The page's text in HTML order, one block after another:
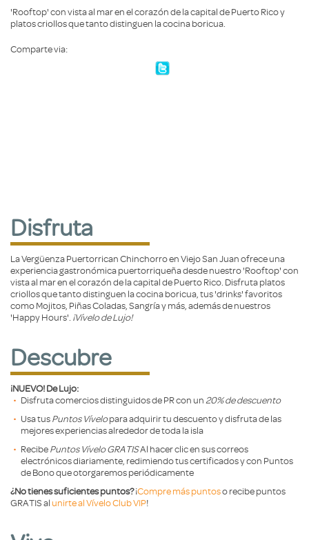
'Rooftop' con vista al mar en el corazón de la capital de Puerto Rico y
platos criollos que tanto distinguen la cocina boricua.
Comparte via:
Disfruta
La Vergüenza Puertorrican Chinchorro en Viejo San Juan ofrece una
experiencia gastronómica puertorriqueña desde nuestro 'Rooftop' con
vista al mar en el corazón de la capital de Puerto Rico. Disfruta platos
criollos que tanto distinguen la cocina boricua, tus 'drinks' favoritos
como Mojitos, Piñas Coladas, Sangría y más, además de nuestros
'Happy Hours'. ¡Vívelo de Lujo!
Descubre
¡NUEVO! De Lujo:
Disfruta comercios distinguidos de PR con un 20% de descuento
Usa tusPuntos Vívelopara adquirir tu descuento y disfruta de las
mejores experiencias alrededor de toda la isla
RecibePuntos Vívelo GRATISAl hacer clic en sus correos
electrónicos diariamente, redimiendo tus certificados y con Puntos
de Bono que otorgaremos periódicamente
¿No tienes suficientes puntos?¡Compre más puntoso recibe puntos
GRATIS alunirte al Vívelo Club VIP!